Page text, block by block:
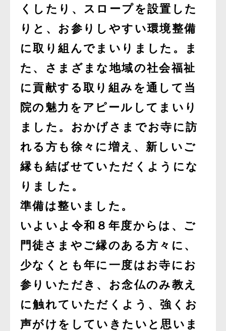
くしたり、スロープを設置した
りと、お参りしやすい環境整備
に取り組んでまいりました。ま
た、さまざまな地域の社会福祉
に貢献する取り組みを通して当
院の魅力をアピールしてまいり
ました。おかげさまでお寺に訪
れる方も徐々に増え、新しいご
縁も結ばせていただくようにな
りました。
準備は整いました。
いよいよ令和８年度からは、ご
門徒さまやご縁のある方々に、
少なくとも年に一度はお寺にお
参りいただき、お念仏のみ教え
に触れていただくよう、強くお
声がけをしていきたいと思いま